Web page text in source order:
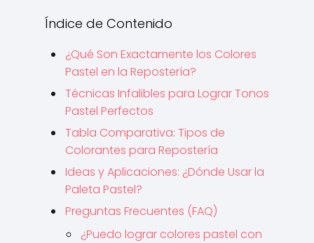
Índice de Contenido
¿Qué Son Exactamente los Colores
Pastel en la Repostería?
Técnicas Infalibles para Lograr Tonos
Pastel Perfectos
Tabla Comparativa: Tipos de
Colorantes para Repostería
Ideas y Aplicaciones: ¿Dónde Usar la
Paleta Pastel?
Preguntas Frecuentes (FAQ)
¿Puedo lograr colores pastel con